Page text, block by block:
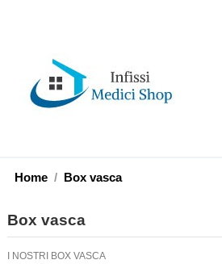
Home Box vasca
Box vasca
I NOSTRI BOX VASCA